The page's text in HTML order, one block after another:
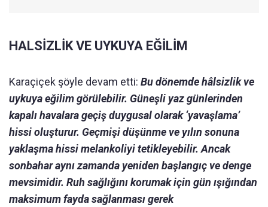
HALSİZLİK VE UYKUYA EĞİLİM
Karaçiçek şöyle devam etti: Bu dönemde hâlsizlik ve
uykuya eğilim görülebilir. Güneşli yaz günlerinden
kapalı havalara geçiş duygusal olarak ‘yavaşlama’
hissi oluşturur. Geçmişi düşünme ve yılın sonuna
yaklaşma hissi melankoliyi tetikleyebilir. Ancak
sonbahar aynı zamanda yeniden başlangıç ve denge
mevsimidir. Ruh sağlığını korumak için gün ışığından
maksimum fayda sağlanması gerek